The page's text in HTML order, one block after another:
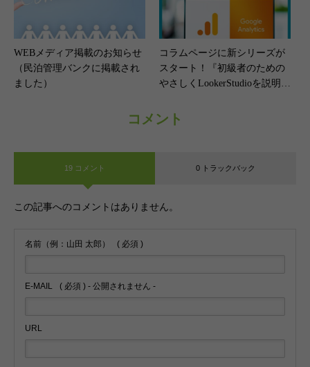
WEBメディア掲載のお知らせ
（民泊管理バンクに掲載され
ました）
コラムページに新シリーズが
スタート！『初級者のための
やさしくLookerStudioを説明す
しました。
コメント
19 コメント 0 トラックバック
この記事へのコメントはありません。
名前（例：山田 太郎） ( 必須 )
E-MAIL ( 必須 ) - 公開されません -
URL